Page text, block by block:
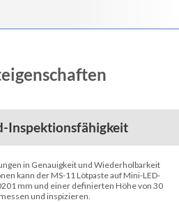
Inspektionsfähigkeit
in Genauigkeit und Wiederholbarkeit
kann der MS-11 Lötpaste auf Mini-LED-
mm und einer definierten Höhe von 30
und inspizieren.